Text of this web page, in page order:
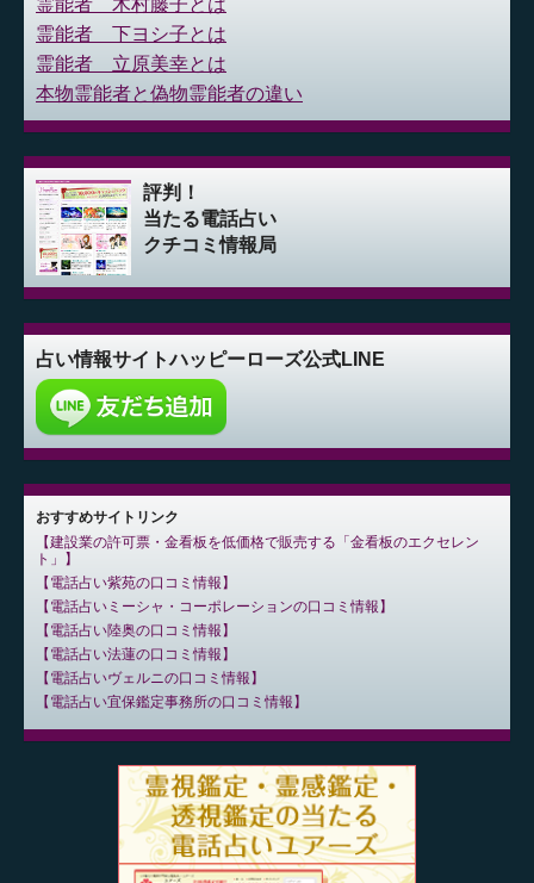
霊能者 木村藤子とは
霊能者 下ヨシ子とは
霊能者 立原美幸とは
本物霊能者と偽物霊能者の違い
評判！
当たる電話占い
クチコミ情報局
占い情報サイトハッピーローズ公式LINE
おすすめサイトリンク
建設業の許可票・金看板を低価格で販売する「金看板のエクセレン
ト」
電話占い紫苑の口コミ情報
電話占いミーシャ・コーポレーションの口コミ情報
電話占い陸奥の口コミ情報
電話占い法蓮の口コミ情報
電話占いヴェルニの口コミ情報
電話占い宜保鑑定事務所の口コミ情報